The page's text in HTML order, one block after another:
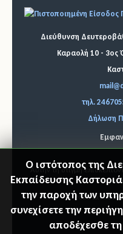
Διεύθυνση
Καραολή 10 - 3ος
τηλ.
Δήλωση
Αυτήν τη στιγμή
Ο ιστότοπος της
Εκπαίδευσης
την παροχή των
συνεχίσετε την
αποδέχεσθε
© 2026